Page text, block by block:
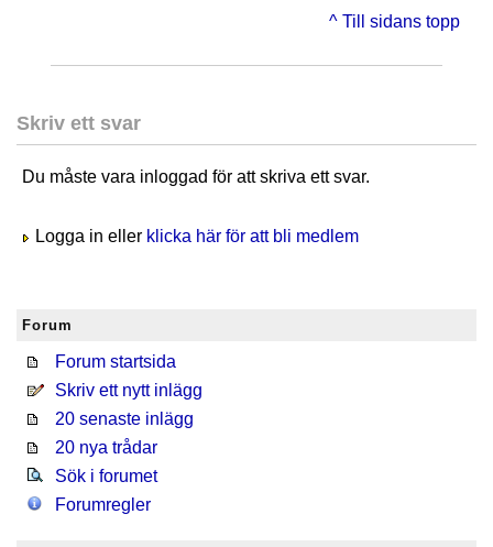
^ Till sidans topp
Skriv ett svar
Du måste vara inloggad för att skriva ett svar.
Logga in eller klicka här för att bli medlem
Forum
Forum startsida
Skriv ett nytt inlägg
20 senaste inlägg
20 nya trådar
Sök i forumet
Forumregler